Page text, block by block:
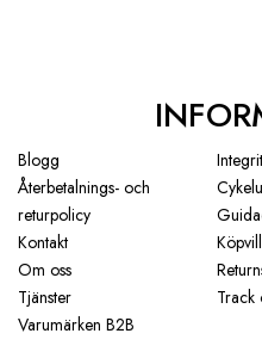
Blogg
Återbetalnings- och
returpolicy
Kontakt
Om oss
Tjänster
Varumärken B2B